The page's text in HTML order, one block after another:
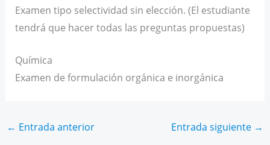
Examen tipo selectividad sin elección. (El estudiante
tendrá que hacer todas las preguntas propuestas)
Química
Examen de formulación orgánica e inorgánica
← Entrada anterior Entrada siguiente →